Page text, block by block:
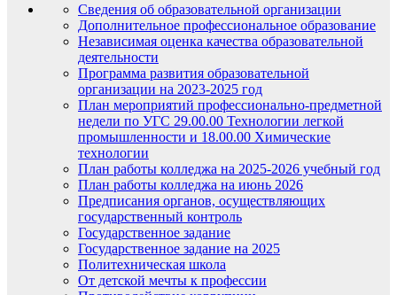
Сведения об образовательной организации
Дополнительное профессиональное образование
Независимая оценка качества образовательной
деятельности
Программа развития образовательной
организации на 2023-2025 год
План мероприятий профессионально-предметной
недели по УГС 29.00.00 Технологии легкой
промышленности и 18.00.00 Химические
технологии
План работы колледжа на 2025-2026 учебный год
План работы колледжа на июнь 2026
Предписания органов, осуществляющих
государственный контроль
Государственное задание
Государственное задание на 2025
Политехническая школа
От детской мечты к профессии